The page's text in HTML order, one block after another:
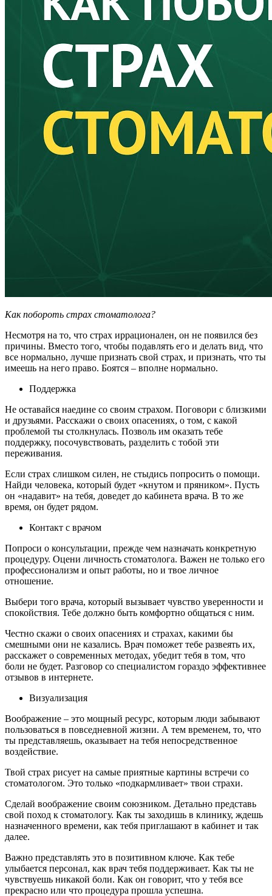
Как побороть страх стоматолога?
Несмотря на то, что страх иррационален, он не появился без
причины. Вместо того, чтобы подавлять его и делать вид, что
все нормально, лучше признать свой страх, и признать, что ты
имеешь на него право. Боятся – вполне нормально.
Поддержка
Не оставайся наедине со своим страхом. Поговори с близкими
и друзьями. Расскажи о своих опасениях, о том, с какой
проблемой ты столкнулась. Позволь им оказать тебе
поддержку, посочувствовать, разделить с тобой эти
переживания.
Если страх слишком силен, не стыдись попросить о помощи.
Найди человека, который будет «кнутом и пряником». Пусть
он «надавит» на тебя, доведет до кабинета врача. В то же
время, он будет рядом.
Контакт с врачом
Попроси о консультации, прежде чем назначать конкретную
процедуру. Оцени личность стоматолога. Важен не только его
профессионализм и опыт работы, но и твое личное
отношение.
Выбери того врача, который вызывает чувство уверенности и
спокойствия. Тебе должно быть комфортно общаться с ним.
Честно скажи о своих опасениях и страхах, какими бы
смешными они не казались. Врач поможет тебе развеять их,
расскажет о современных методах, убедит тебя в том, что
боли не будет. Разговор со специалистом гораздо эффективнее
отзывов в интернете.
Визуализация
Воображение – это мощный ресурс, которым люди забывают
пользоваться в повседневной жизни. А тем временем, то, что
ты представляешь, оказывает на тебя непосредственное
воздействие.
Твой страх рисует на самые приятные картины встречи со
стоматологом. Это только «подкармливает» твои страхи.
Сделай воображение своим союзником. Детально представь
свой поход к стоматологу. Как ты заходишь в клинику, ждешь
назначенного времени, как тебя приглашают в кабинет и так
далее.
Важно представлять это в позитивном ключе. Как тебе
улыбается персонал, как врач тебя поддерживает. Как ты не
чувствуешь никакой боли. Как он говорит, что у тебя все
прекрасно или что процедура прошла успешна.